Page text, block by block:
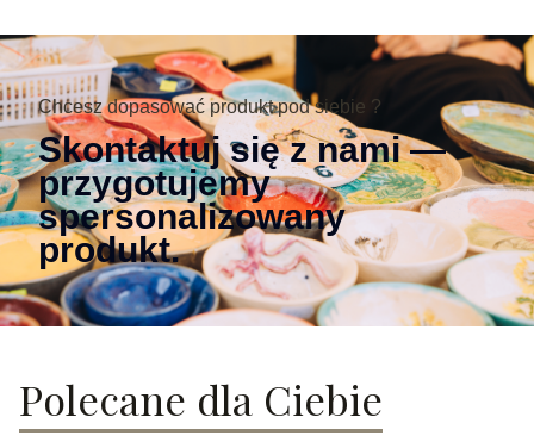
Chcesz dopasować produkt pod siebie ?
Skontaktuj się z nami —
przygotujemy
spersonalizowany
produkt.
Polecane dla Ciebie